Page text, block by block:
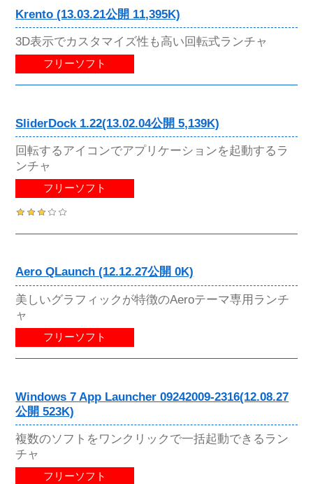
Krento (13.03.21公開 11,395K)
3D表示でカスタマイズ性も高い回転式ランチャ
フリーソフト
SliderDock 1.22(13.02.04公開 5,139K)
回転するアイコンでアプリケーションを起動するラ
ンチャ
フリーソフト
Aero QLaunch (12.12.27公開 0K)
美しいグラフィックが特徴のAeroテーマ専用ランチ
ャ
フリーソフト
Windows 7 App Launcher 09242009-2316(12.08.27
公開 523K)
複数のソフトをワンクリックで一括起動できるラン
チャ
フリーソフト